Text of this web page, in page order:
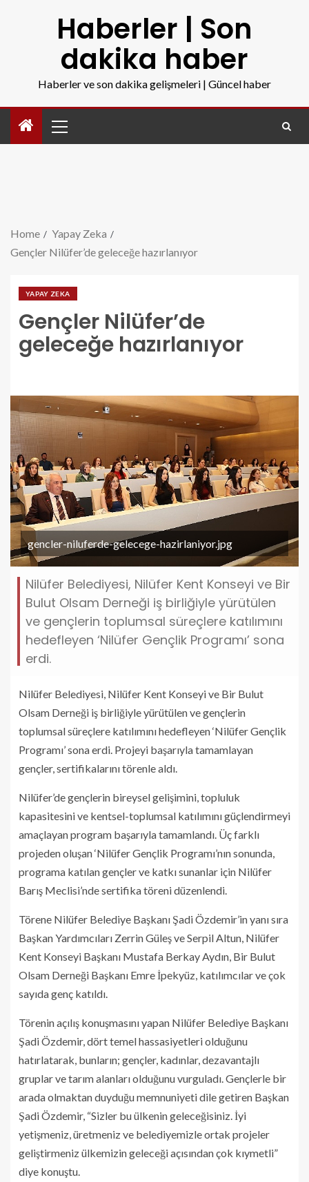
Haberler | Son
dakika haber
Haberler ve son dakika gelişmeleri | Güncel haber
Home
Yapay Zeka
Gençler Nilüfer’de geleceğe hazırlanıyor
YAPAY ZEKA
Gençler Nilüfer’de
geleceğe hazırlanıyor
gencler-niluferde-gelecege-hazirlaniyor.jpg
Nilüfer Belediyesi, Nilüfer Kent Konseyi ve Bir
Bulut Olsam Derneği iş birliğiyle yürütülen
ve gençlerin toplumsal süreçlere katılımını
hedefleyen ‘Nilüfer Gençlik Programı’ sona
erdi.
Nilüfer Belediyesi, Nilüfer Kent Konseyi ve Bir Bulut
Olsam Derneği iş birliğiyle yürütülen ve gençlerin
toplumsal süreçlere katılımını hedefleyen ‘Nilüfer Gençlik
Programı’ sona erdi. Projeyi başarıyla tamamlayan
gençler, sertifikalarını törenle aldı.
Nilüfer’de gençlerin bireysel gelişimini, topluluk
kapasitesini ve kentsel-toplumsal katılımını güçlendirmeyi
amaçlayan program başarıyla tamamlandı. Üç farklı
projeden oluşan ‘Nilüfer Gençlik Programı’nın sonunda,
programa katılan gençler ve katkı sunanlar için Nilüfer
Barış Meclisi’nde sertifika töreni düzenlendi.
Törene Nilüfer Belediye Başkanı Şadi Özdemir’in yanı sıra
Başkan Yardımcıları Zerrin Güleş ve Serpil Altun, Nilüfer
Kent Konseyi Başkanı Mustafa Berkay Aydın, Bir Bulut
Olsam Derneği Başkanı Emre İpekyüz, katılımcılar ve çok
sayıda genç katıldı.
Törenin açılış konuşmasını yapan Nilüfer Belediye Başkanı
Şadi Özdemir, dört temel hassasiyetleri olduğunu
hatırlatarak, bunların; gençler, kadınlar, dezavantajlı
gruplar ve tarım alanları olduğunu vurguladı. Gençlerle bir
arada olmaktan duyduğu memnuniyeti dile getiren Başkan
Şadi Özdemir, “Sizler bu ülkenin geleceğisiniz. İyi
yetişmeniz, üretmeniz ve belediyemizle ortak projeler
geliştirmeniz ülkemizin geleceği açısından çok kıymetli”
diye konuştu.